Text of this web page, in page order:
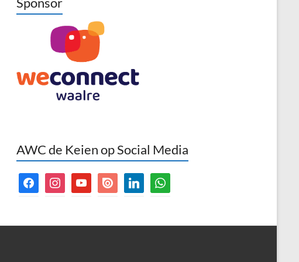
AWC de Keien op Social Media
facebookinstagramyoutubeissuu linkedinwhatsapp